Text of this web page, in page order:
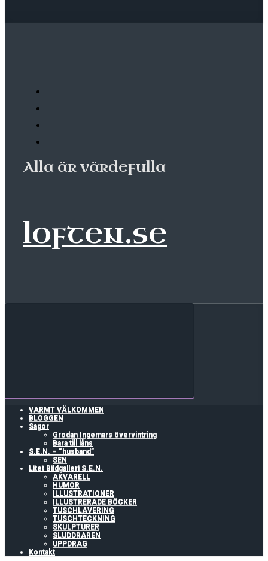
Alla är värdefulla
loften.se
VARMT VÄLKOMMEN
BLOGGEN
Sagor
Grodan Ingemars övervintring
Bara till låns
S.E.N. – “husband”
SEN
Litet Bildgalleri S.E.N.
AKVARELL
HUMOR
ILLUSTRATIONER
ILLUSTRERADE BÖCKER
TUSCHLAVERING
TUSCHTECKNING
SKULPTURER
SLUDDRAREN
UPPDRAG
Kontakt